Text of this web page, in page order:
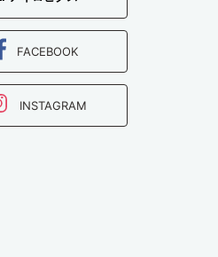
FACEBOOK
INSTAGRAM